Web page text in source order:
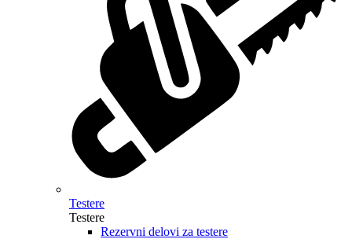
Testere
Testere
Rezervni delovi za testere